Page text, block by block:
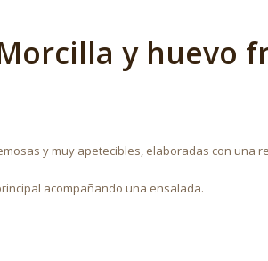
y huevo
y muy apetecibles, elaboradas con una
acompañando una ensalada.